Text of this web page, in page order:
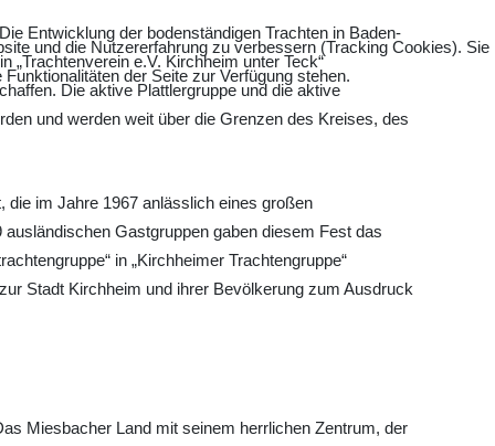
Entwicklung der bodenständigen Trachten in Baden-
„Trachtenverein e.V. Kirchheim unter Teck“
Die aktive Plattlergruppe und die aktive
und werden weit über die Grenzen des Kreises, des
die im Jahre 1967 anlässlich eines großen
Gastgruppen gaben diesem Fest das
in „Kirchheimer Trachtengruppe“
Stadt Kirchheim und ihrer Bevölkerung zum Ausdruck
Miesbacher Land mit seinem herrlichen Zentrum, der
und die Nutzererfahrung zu verbessern (Tracking Cookies). Sie
der Seite zur Verfügung stehen.